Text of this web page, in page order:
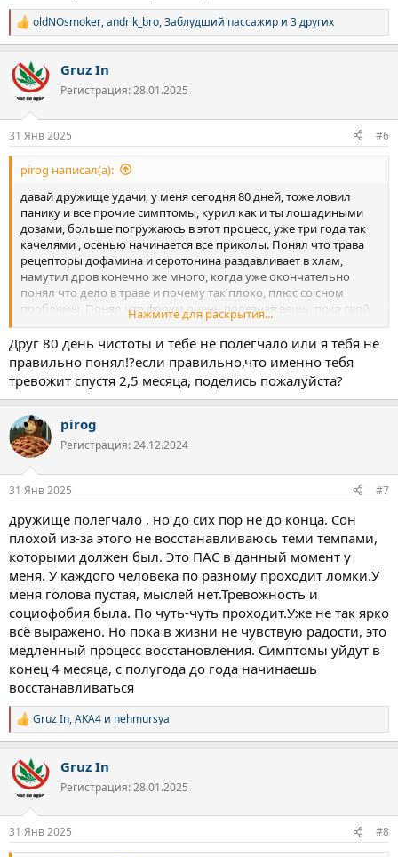
Р
е
к
ц
и
oldNOsmoker,andrik_bro,Заблудший пассажир и 3 других
Gruz In
Регистрация: 28.01.2025
31 Янв 2025 #6
pirog написал(а):
давай дружище удачи, у меня сегодня 80 дней, тоже ловил
панику и все прочие симптомы, курил как и ты лошадиными
дозами, больше погружаюсь в этот процесс, уже три года так
качелями , осенью начинается все приколы. Понял что трава
рецепторы дофамина и серотонина раздавливает в хлам,
намутил дров конечно же много, когда уже окончательно
понял что дело в траве и почему так плохо, плюс со сном
проблемы. Понял что форум очень полезная вещь, пока свой
дневник не начал жду чтоб полегчало и начать.Шмаль очень
хитрый и коварный наркотик
Нажмите для раскрытия...
Друг 80 день чистоты и тебе не полегчало или я тебя не
правильно понял!?если правильно,что именно тебя
тревожит спустя 2,5 месяца, поделись пожалуйста?
pirog
Регистрация: 24.12.2024
31 Янв 2025 #7
дружище полегчало , но до сих пор не до конца. Сон
плохой из-за этого не восстанавливаюсь теми темпами,
которыми должен был. Это ПАС в данный момент у
меня. У каждого человека по разному проходит ломки.У
меня голова пустая, мыслей нет.Тревожность и
социофобия была. По чуть-чуть проходит.Уже не так ярко
всё выражено. Но пока в жизни не чувствую радости, это
медленный процесс восстановления. Симптомы уйдут в
конец 4 месяца, с полугода до года начинаешь
восстанавливаться
Р
е
к
ц
и
Gruz In,AKA4 и nehmursya
Gruz In
Регистрация: 28.01.2025
31 Янв 2025 #8